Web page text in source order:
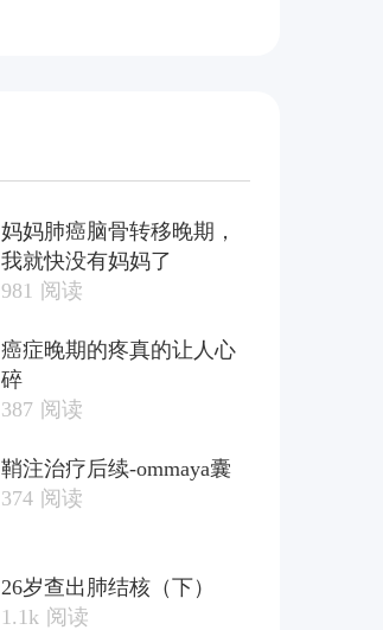
妈妈肺癌脑骨转移晚期，
我就快没有妈妈了
981 阅读
癌症晚期的疼真的让人心
碎
387 阅读
鞘注治疗后续-ommaya囊
374 阅读
26岁查出肺结核（下）
1.1k 阅读